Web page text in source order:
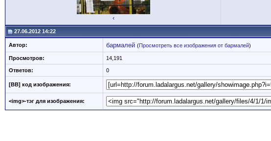
‹
27.06.2012 14:22
Автор: бармалей (Просмотреть все изображения от бармалей)
Просмотров: 14,191
Ответов: 0
[BB] код изображения:
<img>-тэг для изображения: